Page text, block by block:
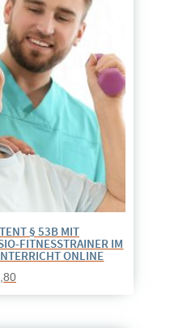
§ 53B MIT
FITNESSTRAINER IM
ONLINE